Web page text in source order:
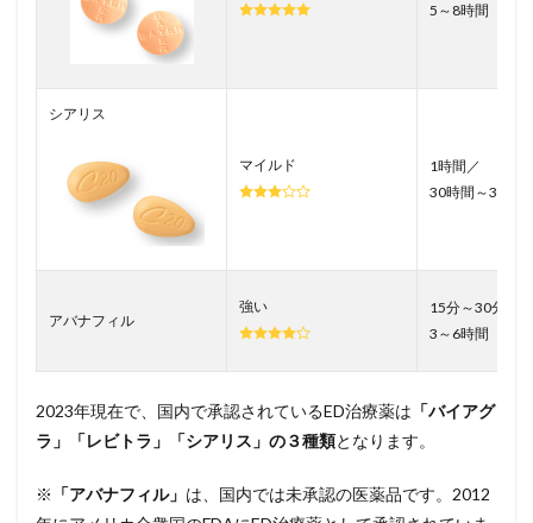
5～8時間
シアリス
マイルド
1時間／
30時間～36時間
アバナフィル
強い
15分～30分／
3～6時間
2023年現在で、国内で承認されているED治療薬は 「バイアグ
ラ」「レビトラ」「シアリス」の３種類となります。
※ 「アバナフィル」 は、国内では未承認の医薬品です。2012